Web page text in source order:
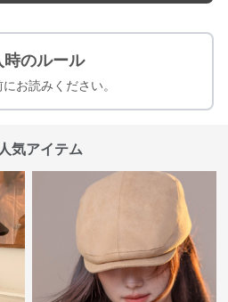
時のルール
お読みください。
気アイテム